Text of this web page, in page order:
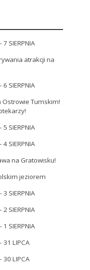
7 SIERPNIA
atrakcji na
6 SIERPNIA
Ostrowie Tumskim!
5 SIERPNIA
4 SIERPNIA
na Gratowisku!
jeziorem
3 SIERPNIA
2 SIERPNIA
1 SIERPNIA
31 LIPCA
30 LIPCA